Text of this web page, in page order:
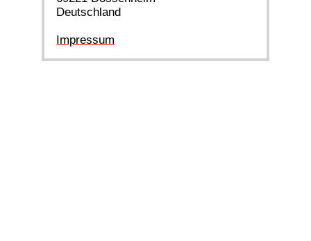
Deutschland
Impressum